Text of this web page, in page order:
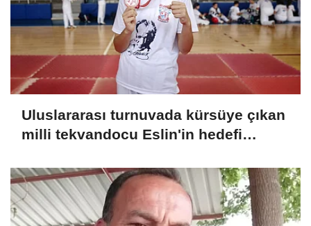
Uluslararası turnuvada kürsüye çıkan
milli tekvandocu Eslin'in hedefi